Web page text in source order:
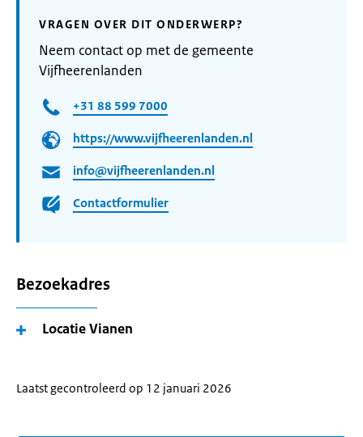
VRAGEN OVER DIT ONDERWERP?
Neem contact op met de gemeente
Vijfheerenlanden
+31 88 599 7000
https://www.vijfheerenlanden.nl
info@vijfheerenlanden.nl
Contactformulier
Bezoekadres
Locatie Vianen
Laatst gecontroleerd op 12 januari 2026